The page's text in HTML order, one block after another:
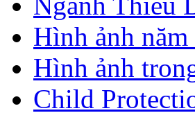
Hình ảnh năm
Hình ảnh
Child